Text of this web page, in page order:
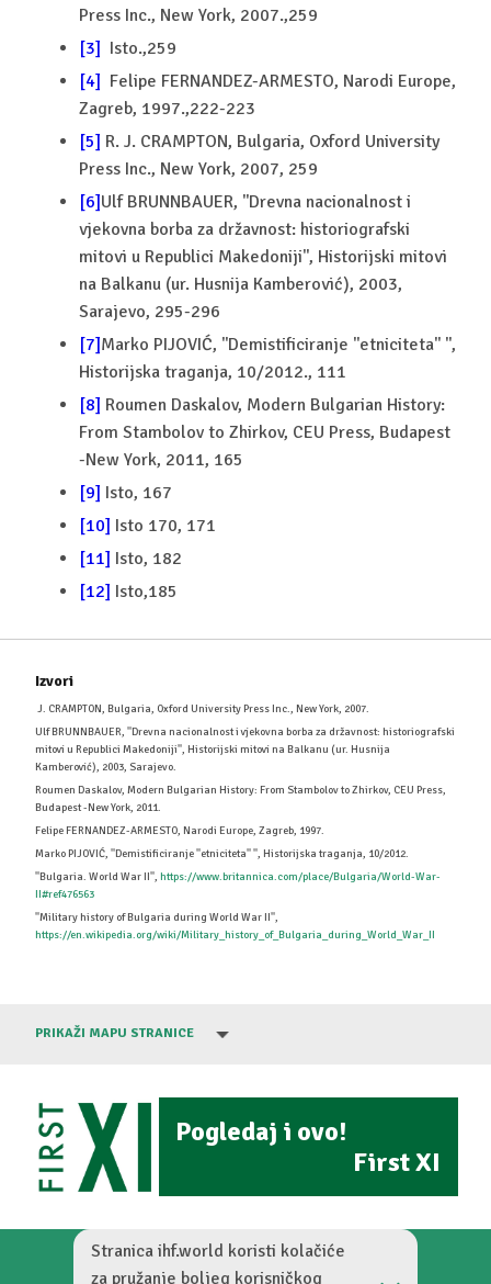
Press Inc., New York, 2007.,259
[3] Isto.,259
[4] Felipe FERNANDEZ-ARMESTO, Narodi Europe,
Zagreb, 1997.,222-223
[5] R. J. CRAMPTON, Bulgaria, Oxford University
Press Inc., New York, 2007, 259
[6]Ulf BRUNNBAUER, ''Drevna nacionalnost i
vjekovna borba za državnost: historiografski
mitovi u Republici Makedoniji'', Historijski mitovi
na Balkanu (ur. Husnija Kamberović), 2003,
Sarajevo, 295-296
[7]Marko PIJOVIĆ, ''Demistificiranje ''etniciteta'' '',
Historijska traganja, 10/2012., 111
[8] Roumen Daskalov, Modern Bulgarian History:
From Stambolov to Zhirkov, CEU Press, Budapest
-New York, 2011, 165
[9] Isto, 167
[10] Isto 170, 171
[11] Isto, 182
[12] Isto,185
Izvori
J. CRAMPTON, Bulgaria, Oxford University Press Inc., New York, 2007.
Ulf BRUNNBAUER, ''Drevna nacionalnost i vjekovna borba za državnost: historiografski
mitovi u Republici Makedoniji'', Historijski mitovi na Balkanu (ur. Husnija
Kamberović), 2003, Sarajevo.
Roumen Daskalov, Modern Bulgarian History: From Stambolov to Zhirkov, CEU Press,
Budapest -New York, 2011.
Felipe FERNANDEZ-ARMESTO, Narodi Europe, Zagreb, 1997.
Marko PIJOVIĆ, ''Demistificiranje ''etniciteta'' '', Historijska traganja, 10/2012.
''Bulgaria. World War II'', https://www.britannica.com/place/Bulgaria/World-War-
II#ref476563
''Military history of Bulgaria during World War II'',
https://en.wikipedia.org/wiki/Military_history_of_Bulgaria_during_World_War_II
PRIKAŽI MAPU STRANICE
Pogledaj i ovo!
First XI
Stranica ihf.world koristi kolačiće
za pružanje boljeg korisničkog